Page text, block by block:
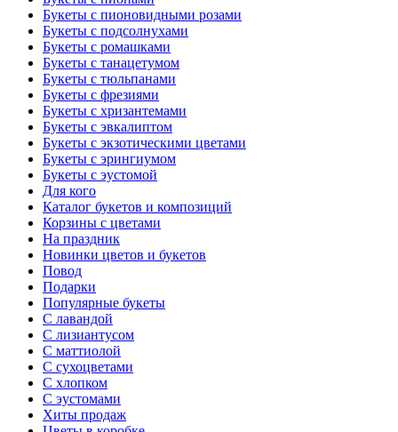
Букеты с пионовидными розами
Букеты с подсолнухами
Букеты с ромашками
Букеты с танацетумом
Букеты с тюльпанами
Букеты с фрезиями
Букеты с хризантемами
Букеты с эвкалиптом
Букеты с экзотическими цветами
Букеты с эрингиумом
Букеты с эустомой
Для кого
Каталог букетов и композиций
Корзины с цветами
На праздник
Новинки цветов и букетов
Повод
Подарки
Популярные букеты
С лавандой
С лизиантусом
С маттиолой
С сухоцветами
С хлопком
С эустомами
Хиты продаж